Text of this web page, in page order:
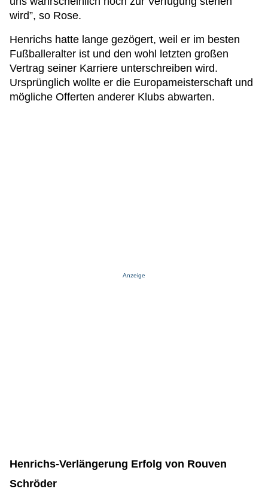
wird”, so Rose.
Henrichs hatte lange gezögert, weil er im besten
Fußballeralter ist und den wohl letzten großen
Vertrag seiner Karriere unterschreiben wird.
Ursprünglich wollte er die Europameisterschaft und
mögliche Offerten anderer Klubs abwarten.
Anzeige
Henrichs-Verlängerung Erfolg von Rouven
Schröder